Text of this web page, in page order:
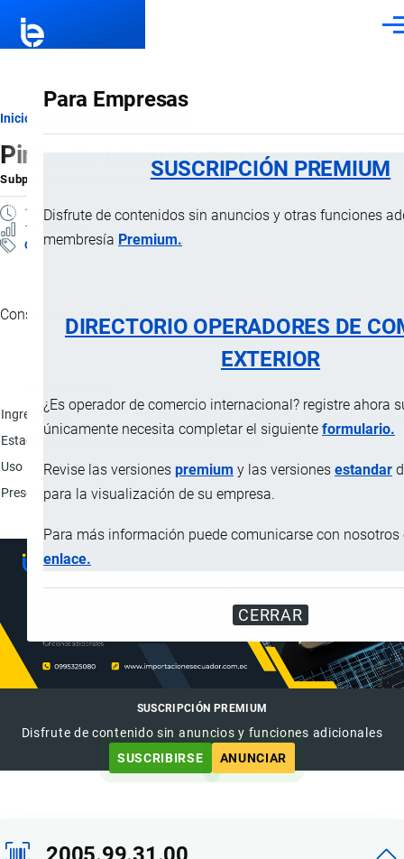
Para Empresas
SUSCRIPCIÓN PREMIUM
Disfrute de contenidos sin anuncios y otras funciones
membresía Premium.
DIRECTORIO OPERADORES DE
EXTERIOR
¿Es operador de comercio internacional? registre ahora
únicamente necesita completar el siguiente formulario.
Revise las versiones premium y las versiones estandar
para la visualización de su empresa.
Para más información puede comunicarse con nosotros
enlace.
CERRAR
Ruta
de
navegación
Inicio
Pimiento jalapeño verde en rodajas
Subpartida Arancelaria porImportaciones …, 27 Febrero, 2025
1 MINUTO
10 VISTAS
Clasificación Arancelaria
Conserva de pimiento jalapeño verde en rodajas.
Ingredientes
Pimiento jalapeño (Capsicum annuum); Agua;
Estado de conservación
Temperatura ambiente.
Uso
Listo para consumo humano.
Presentación
Frascos de vidrio.
SUSCRIPCIÓN PREMIUM
Disfrute de contenido sin anuncios y funciones adicionales
SUSCRIBIRSE
ANUNCIAR